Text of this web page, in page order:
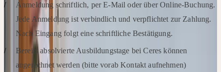
Anmeldung schriftlich, per E-Mail oder über Online-Buchung.
Jede Anmeldung ist verbindlich und verpflichtet zur Zahlung.
Nach Eingang folgt eine schriftliche Bestätigung.
Bereits absolvierte Ausbildungstage bei Ceres können
angerechnet werden (bitte vorab Kontakt aufnehmen)